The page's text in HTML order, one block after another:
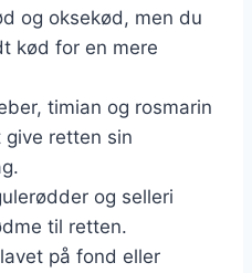
og oksekød, men du
kød for en mere
timian og rosmarin
retten sin
og selleri
til retten.
på fond eller